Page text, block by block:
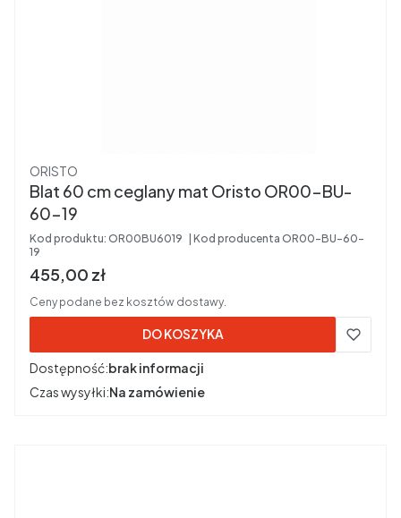
Producent
ORISTO
Blat 60 cm ceglany mat Oristo OR00-BU-
60-19
Kod produktu: OR00BU6019 Kod producenta OR00-BU-60-
19
Cena brutto
455,00 zł
Ceny podane bez kosztów dostawy.
DO KOSZYKA
Dostępność:brak informacji
Czas wysyłki:Na zamówienie